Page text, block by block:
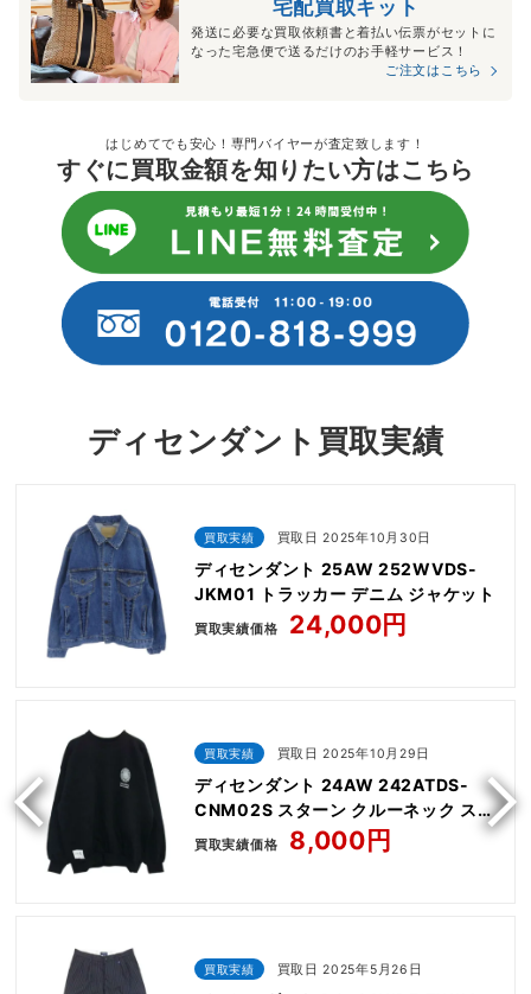
宅配買取キット
発送に必要な買取依頼書と着払い伝票がセットに
なった宅急便で送るだけのお手軽サービス！
ご注文はこちら
はじめてでも安心！専門バイヤーが査定致します！
すぐに買取金額を知りたい方はこちら
ディセンダント買取実績
買取実績 買取日 2025年10月30日
ディセンダント 25AW 252WVDS-
JKM01 トラッカー デニム ジャケット
買取実績価格 24,000円
買取実績 買取日 2025年10月29日
ディセンダント 24AW 242ATDS-
CNM02S スターン クルーネック スウ
ェット シャツ
買取実績価格 8,000円
買取実績 買取日 2025年5月26日